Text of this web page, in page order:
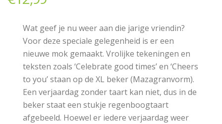
Wat geef je nu weer aan die jarige vriendin?
Voor deze speciale gelegenheid is er een
nieuwe mok gemaakt. Vrolijke tekeningen en
teksten zoals ‘Celebrate good times’ en ‘Cheers
to you’ staan op de XL beker (Mazagranvorm).
Een verjaardag zonder taart kan niet, dus in de
beker staat een stukje regenboogtaart
afgebeeld. Hoewel er iedere verjaardag weer